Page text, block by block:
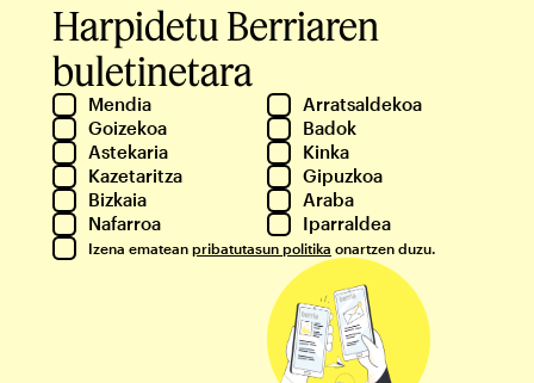
Harpidetu Berriaren
buletinetara
Mendia
Arratsaldekoa
Goizekoa
Badok
Astekaria
Kinka
Kazetaritza
Gipuzkoa
Bizkaia
Araba
Nafarroa
Iparraldea
Izena ematean pribatutasun politika onartzen duzu.